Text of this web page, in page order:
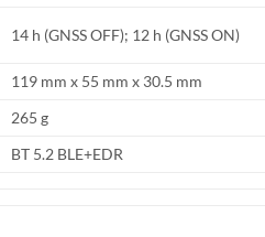
14 h (GNSS OFF); 12 h (GNSS ON)
119 mm x 55 mm x 30.5 mm
265 g
BT 5.2 BLE+EDR